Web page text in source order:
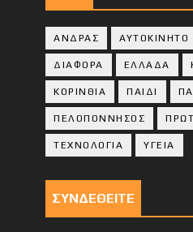
ΑΝΔΡΑΣ ΑΥΤΟΚΙΝΗΤΟ
ΔΙΑΦΟΡΑ ΕΛΛΑΔΑ
ΚΟΡΙΝΘΙA ΠΑΙΔΙ
ΠΕΛΟΠΟΝΝΗΣΟΣ
ΤΕΧΝΟΛΟΓΙΑ ΥΓΕΙΑ
ΣΥΝΔΕΘΕΙΤΕ